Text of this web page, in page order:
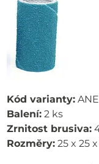
Kód varianty:
Balení: 2 ks
Zrnitost brusiva:
Rozměry: 25 x 25